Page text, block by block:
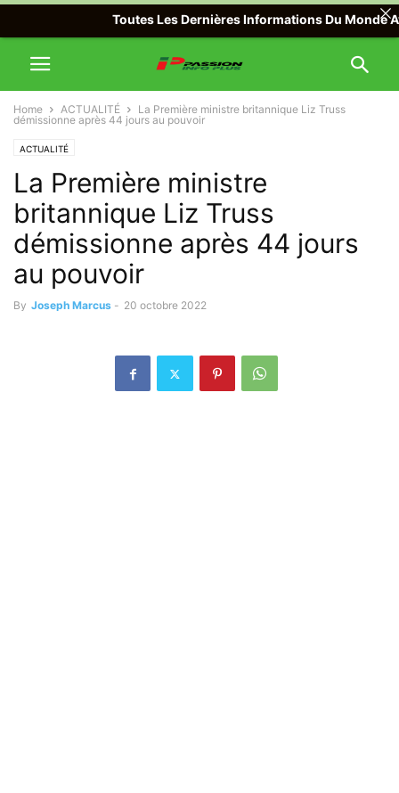
Home ACTUALITÉ
La Première ministre britannique Liz Truss
démissionne après 44 jours au pouvoir
ACTUALITÉ
La Première ministre
britannique Liz Truss
démissionne après 44 jours
au pouvoir
By Joseph Marcus - 20 octobre 2022
Toutes Les Dernières Informations Du Monde